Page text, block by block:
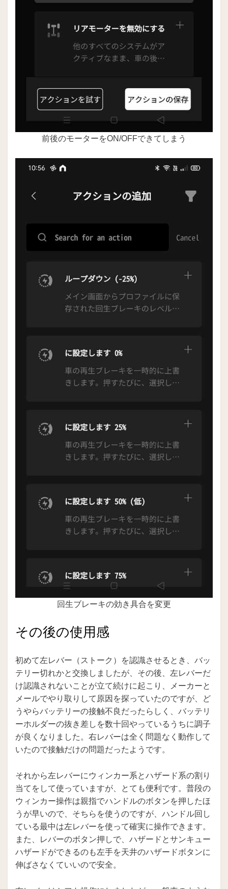
前後のモーターをON/OFFできてしまう
回生ブレーキの効き具合を変更
その後の使用感
初めて左レバー（ストーク）を認識させるとき、バッ
テリー切れかと交換しましたが、その後、左レバーだ
け認識されないことが立て続けに起こり、メーカーと
メールでやり取りして原因を探っていたのですが、ど
うやらバッテリーの接触不良だったらしく、バッテリ
ーホルダーの抜き差しを数十回やっているうちに調子
が良くなりました。右レバーは全く問題なく動作して
いたので接触だけの問題だったようです。
それから左レバーにウィンカー系とハザード系の割り
当てをして使っていますが、とても便利です。普段の
ウィンカー操作は親指でハンドルのボタンを押したほ
うが早いので、そちらを使うのですが、ハンドル回し
ている最中は左レバーを使って確実に操作できます。
また、レバーのボタン押しで、ハザードとサンキュー
ハザードができるのも左手を天井のハザードボタンに
伸ばさなくていいので安全。